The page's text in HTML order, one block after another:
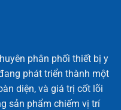
phân phối thiết bị y
phát triển thành một
diện, và giá trị cốt lõi
sản phẩm chiếm vị trí